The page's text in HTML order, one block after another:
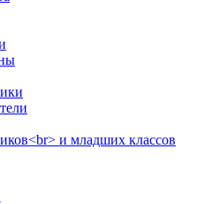
и младших классов